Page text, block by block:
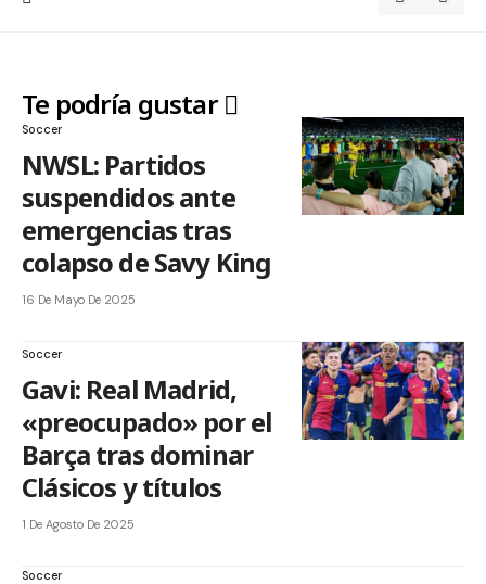
Te podría gustar
Soccer
NWSL: Partidos
suspendidos ante
emergencias tras
colapso de Savy King
16 De Mayo De 2025
Soccer
Gavi: Real Madrid,
«preocupado» por el
Barça tras dominar
Clásicos y títulos
1 De Agosto De 2025
Soccer